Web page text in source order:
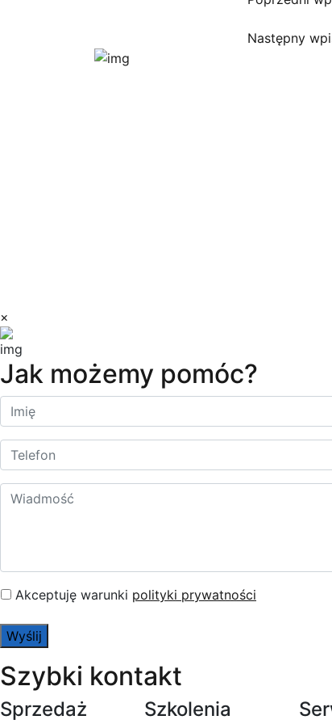
Następny
×
Jak możemy pomóc?
Akceptuję warunki polityki prywatności
Szybki kontakt
Sprzedaż Szkolenia